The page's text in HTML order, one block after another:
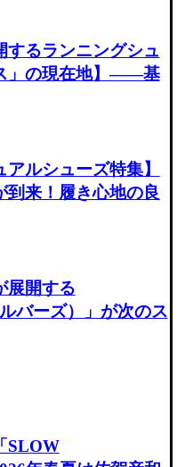
するランニングシュ
」の現在地】――基
アルシューズ特集】
到来！履き心地の良
展開する
バーズ）」が次のス
SLOW